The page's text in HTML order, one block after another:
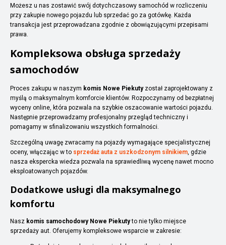
Możesz u nas zostawić swój dotychczasowy samochód w rozliczeniu
przy zakupie nowego pojazdu lub sprzedać go za gotówkę. Każda
transakcja jest przeprowadzana zgodnie z obowiązującymi przepisami
prawa.
Kompleksowa obsługa sprzedaży
samochodów
Proces zakupu w naszym komis Nowe Piekutyzostał zaprojektowany z
myślą o maksymalnym komforcie klientów. Rozpoczynamy od bezpłatnej
wyceny online, która pozwala na szybkie oszacowanie wartości pojazdu.
Następnie przeprowadzamy profesjonalny przegląd techniczny i
pomagamy w sfinalizowaniu wszystkich formalności.
Szczególną uwagę zwracamy na pojazdy wymagające specjalistycznej
oceny, włączając w to sprzedaż auta z uszkodzonym silnikiem, gdzie
nasza ekspercka wiedza pozwala na sprawiedliwą wycenę nawet mocno
eksploatowanych pojazdów.
Dodatkowe usługi dla maksymalnego
komfortu
Nasz komis samochodowy Nowe Piekutyto nie tylko miejsce
sprzedaży aut. Oferujemy kompleksowe wsparcie w zakresie: